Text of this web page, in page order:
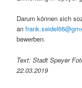
Darum können sich
an
bewerben.
Text: Stadt Speyer
22.03.2019